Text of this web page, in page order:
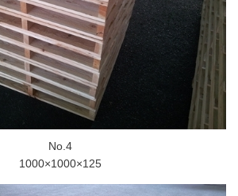
No.4
1000×1000×125